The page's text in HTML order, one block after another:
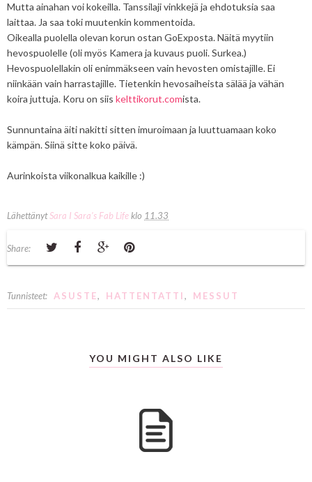
Mutta ainahan voi kokeilla. Tanssilaji vinkkejä ja ehdotuksia saa
laittaa. Ja saa toki muutenkin kommentoida.
Oikealla puolella olevan korun ostan GoExposta. Näitä myytiin
hevospuolelle (oli myös Kamera ja kuvaus puoli. Surkea.)
Hevospuolellakin oli enimmäkseen vain hevosten omistajille. Ei
niinkään vain harrastajille. Tietenkin hevosaiheista sälää ja vähän
koira juttuja. Koru on siis kelttikorut.comista.
Sunnuntaina äiti nakitti sitten imuroimaan ja luuttuamaan koko
kämpän. Siinä sitte koko päivä.
Aurinkoista viikonalkua kaikille :)
LähettänytSara I Sara's Fab Lifeklo 11.33
Share:
Tunnisteet: ASUSTE, HATTENTATTI, MESSUT
YOU MIGHT ALSO LIKE